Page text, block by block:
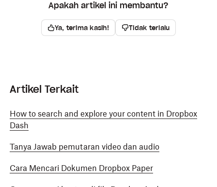
Apakah artikel ini membantu?
Ya, terima kasih! Tidak terlalu
Artikel Terkait
How to search and explore your content in Dropbox
Dash
Tanya Jawab pemutaran video dan audio
Cara Mencari Dokumen Dropbox Paper